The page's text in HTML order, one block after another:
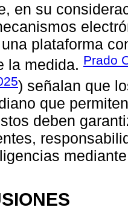
en su
plataforma
la medida. Prado
) señalan que
que
deben